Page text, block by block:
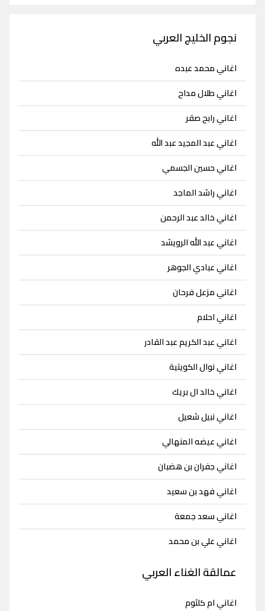
نجوم الخليج العربي
اغاني محمد عبده
اغاني طلال مداح
اغاني رابح صقر
اغاني عبد المجيد عبد الله
اغاني حسين الجسمي
اغاني راشد الماجد
اغاني خالد عبد الرحمن
اغاني عبد الله الرويشد
اغاني عبادي الجوهر
اغاني مزعل فرحان
اغاني احلام
اغاني عبد الكريم عبد القادر
اغاني نوال الكويتية
اغاني خالد ال بريك
اغاني نبيل شعيل
اغاني عيضه المنهالي
اغاني جفران بن هضبان
اغاني فهد بن سعيد
اغاني سعد جمعة
اغاني علي بن محمد
عمالقة الغناء العربي
اغاني ام كلثوم